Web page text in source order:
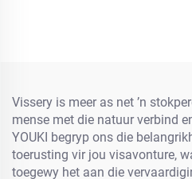
Vissery is meer as net ’n
mense met die natuur verbind
YOUKI begryp ons die
toerusting vir jou visavonture,
toegewy het aan die